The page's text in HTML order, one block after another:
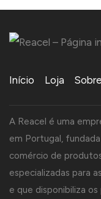
Início Loja Sobre
A Reacel é uma
em Portugal,
comércio de
especializadas para
e que disponibiliza